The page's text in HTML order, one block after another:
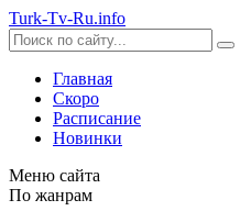
Turk-Tv-Ru.info
Главная
Скоро
Расписание
Новинки
Меню сайта
По жанрам